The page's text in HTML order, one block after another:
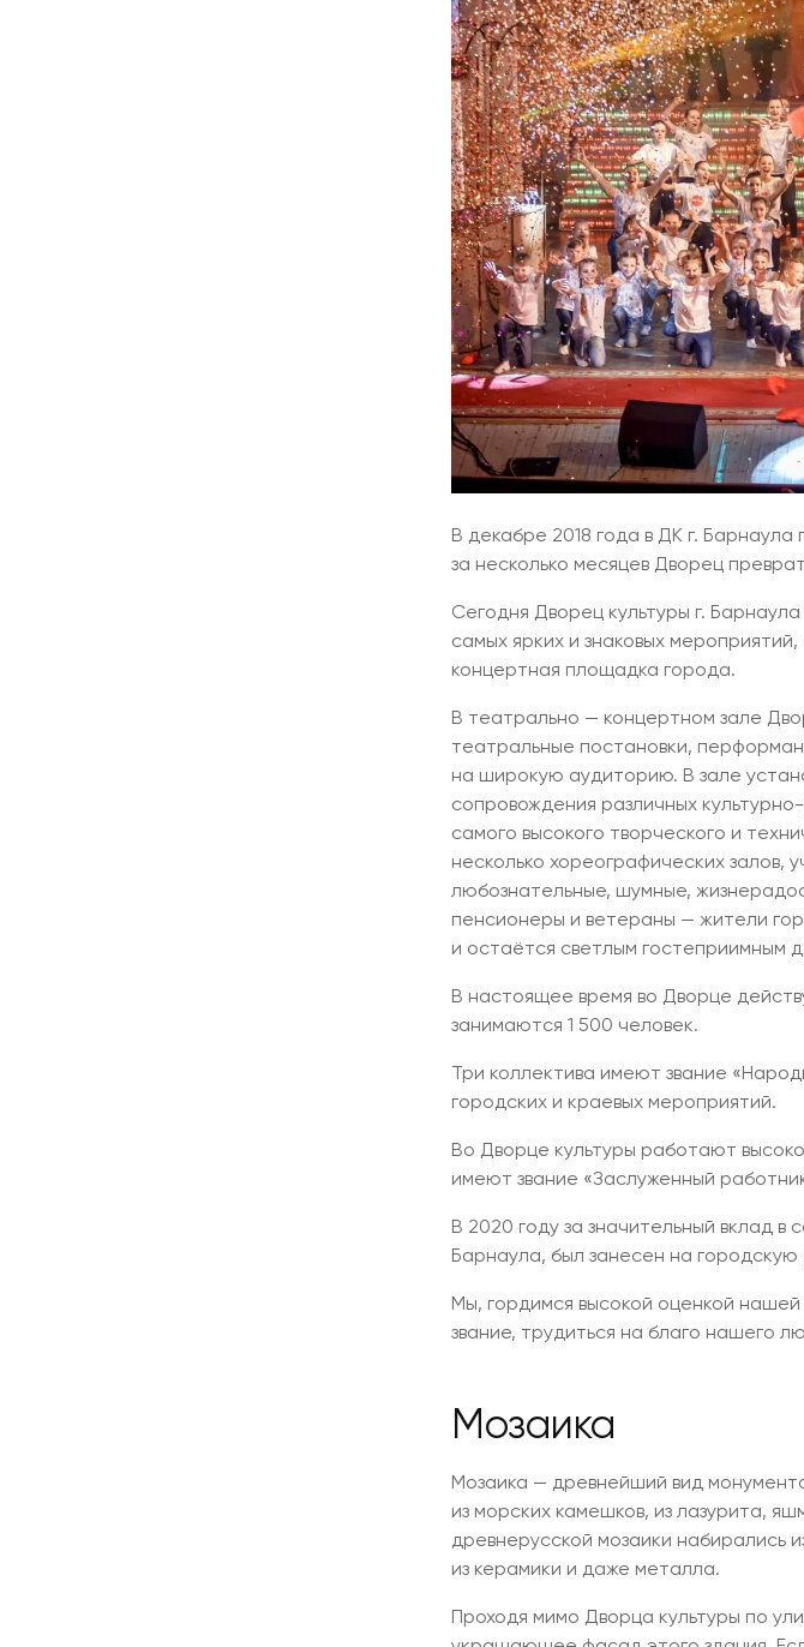
В декабре 2018 года в ДК г.
за несколько месяцев Дворец
Сегодня Дворец культуры г.
самых ярких и знаковых
концертная площадка города.
В театрально — концертном зале
театральные постановки,
на широкую аудиторию. В зале
сопровождения различных
самого высокого творческого и
несколько хореографических залов,
любознательные, шумные,
пенсионеры и ветераны — жители
и остаётся светлым гостеприимным
В настоящее время во Дворце
занимаются 1 500 человек.
Три коллектива имеют звание
городских и краевых мероприятий.
Во Дворце культуры работают
имеют звание «Заслуженный
В 2020 году за значительный вклад в
Барнаула, был занесен на
Мы, гордимся высокой оценкой
звание, трудиться на благо нашего
Мозаика
Мозаика — древнейший вид
из морских камешков, из лазурита,
древнерусской мозаики набирались
из керамики и даже металла.
Проходя мимо Дворца культуры по